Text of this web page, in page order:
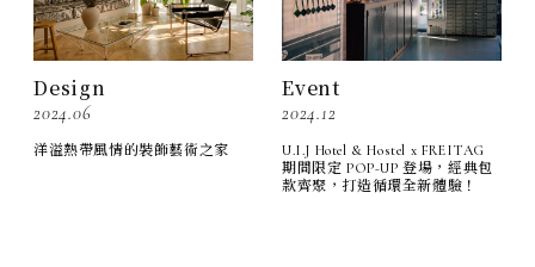
Design
2024.06
洋溢熱帶風情的裝飾藝術之家
Event
2024.12
U.I.J Hotel & Hostel x FREITAG
期間限定 POP-UP 登場，經典包
款齊聚，打造循環全新體驗！